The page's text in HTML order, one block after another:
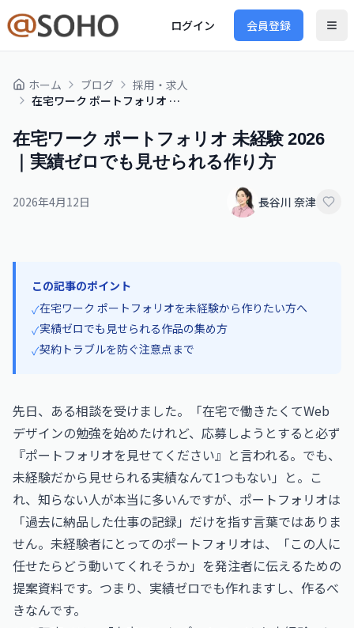
ログイン 会員登録
ホーム ブログ
採用・求人
在宅ワーク ポートフォリオ 未経験 2026｜実績ゼロでも見せられる作り方
在宅ワーク ポートフォリオ 未経験 2026
｜実績ゼロでも見せられる作り方
2026年4月12日 長谷川 奈津
この記事のポイント
✓在宅ワーク ポートフォリオを未経験から作りたい方へ
✓実績ゼロでも見せられる作品の集め方
✓契約トラブルを防ぐ注意点まで
先日、ある相談を受けました。「在宅で働きたくてWeb
デザインの勉強を始めたけれど、応募しようとすると必ず
『ポートフォリオを見せてください』と言われる。でも、
未経験だから見せられる実績なんて1つもない」と。こ
れ、知らない人が本当に多いんですが、ポートフォリオは
「過去に納品した仕事の記録」だけを指す言葉ではありま
せん。未経験者にとってのポートフォリオは、「この人に
任せたらどう動いてくれそうか」を発注者に伝えるための
提案資料です。つまり、実績ゼロでも作れますし、作るべ
きなんです。